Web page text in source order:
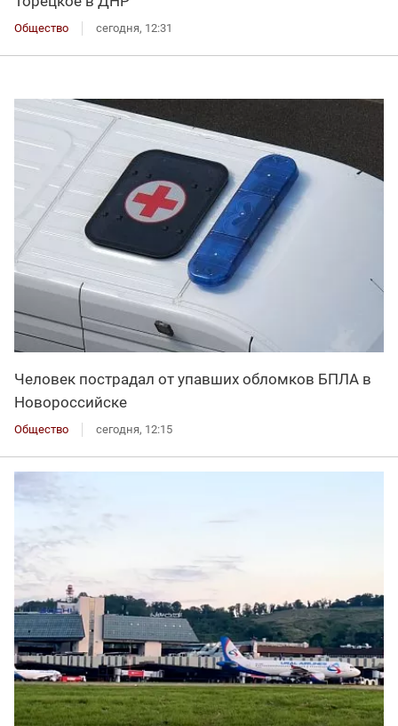
Общество сегодня, 12:31
Человек пострадал от упавших обломков БПЛА в
Новороссийске
Общество сегодня, 12:15